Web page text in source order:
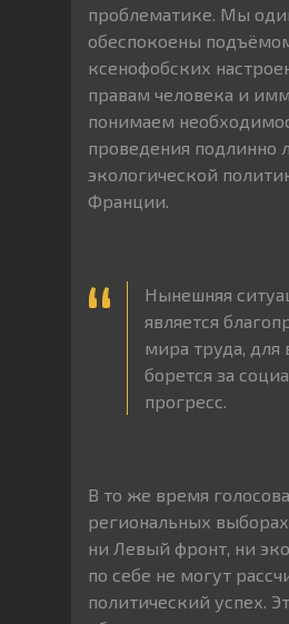
проблематике. Мы
обеспокоены
ксенофобских
правам человека и
понимаем
проведения подлинно
экологической
Франции.
Нынешняя
является
мира труда, для
борется за
прогресс.
В то же время
региональных выборах
ни Левый фронт, ни
по себе не могут
политический успех.